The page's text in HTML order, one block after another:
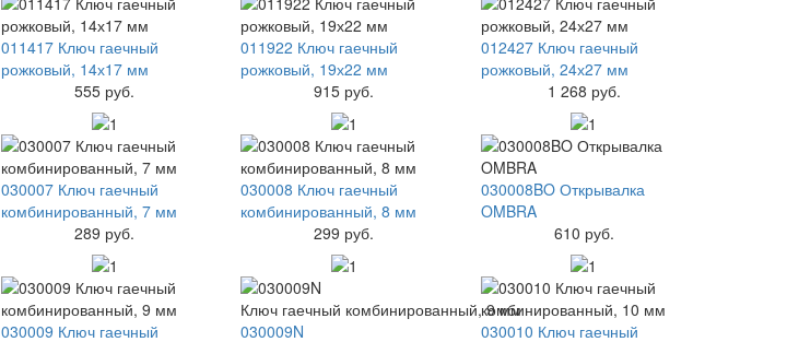
011417 Ключ гаечный
рожковый, 14х17 мм
555 руб.
011922 Ключ гаечный
рожковый, 19х22 мм
915 руб.
012427 Ключ гаечный
рожковый, 24х27 мм
1 268 руб.
030007 Ключ гаечный
комбинированный, 7 мм
289 руб.
030008 Ключ гаечный
комбинированный, 8 мм
299 руб.
030008BO Открывалка
OMBRA
610 руб.
030009 Ключ гаечный
030009N
030010 Ключ гаечный